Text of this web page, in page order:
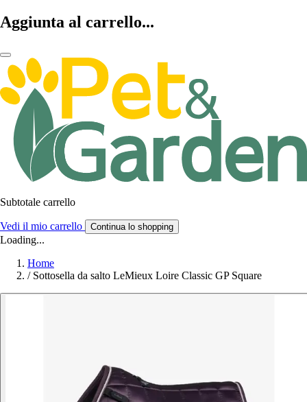
Aggiunta al carrello...
Subtotale carrello
Vedi il mio carrello Continua lo shopping
Loading...
Home
/ Sottosella da salto LeMieux Loire Classic GP Square